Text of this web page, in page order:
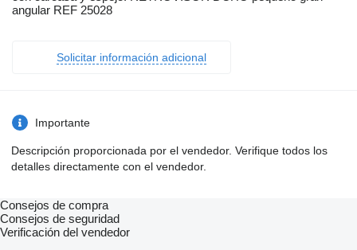
angular REF 25028
Solicitar información adicional
Importante
Descripción proporcionada por el vendedor. Verifique todos los
detalles directamente con el vendedor.
Consejos de compra
Consejos de seguridad
Verificación del vendedor